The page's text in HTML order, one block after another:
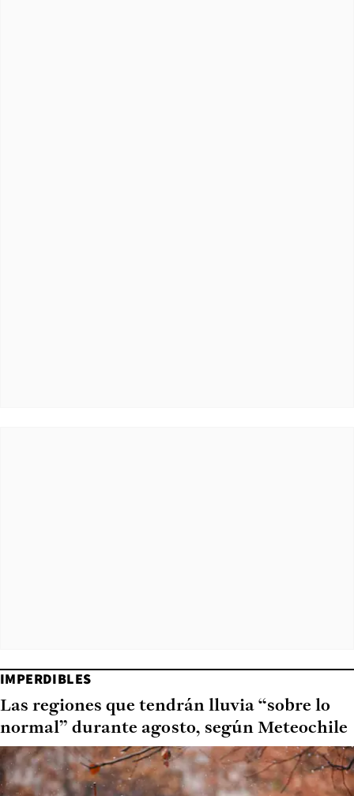
IMPERDIBLES
Las regiones que tendrán lluvia “sobre lo
normal” durante agosto, según Meteochile